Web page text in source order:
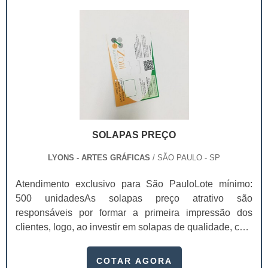
comunicação para divulgar serviços e captar n.
SOLAPAS PREÇO
LYONS - ARTES GRÁFICAS / SÃO PAULO - SP
Atendimento exclusivo para São PauloLote mínimo:
500 unidadesAs solapas preço atrativo são
responsáveis por formar a primeira impressão dos
clientes, logo, ao investir em solapas de qualidade, com
inclusive, as possibilidades de venda, visto que os
COTAR AGORA